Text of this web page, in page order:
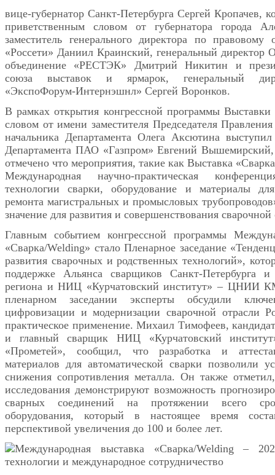
вице-губернатор Санкт-Петербурга Сергей Кропачев,
приветственным словом от губернатора города
заместитель генерального директора по
«Россети» Даниил Краинский, генеральный
объединение «РЕСТЭК» Дмитрий Никитин и
союза выставок и ярмарок, генеральный
«ЭкспоФорум-Интернэшнл» Сергей Воронков.
В рамках открытия конгрессной программы
словом от имени заместителя Председателя
начальника Департамента Олега Аксютина выступил
Департамента ПАО «Газпром» Евгений
отмечено что мероприятия, такие как Выставка
Международная научно-практическая
технологии сварки, оборудование и материалы
ремонта магистральных и промысловых
значение для развития и совершенствования сварочной
Главным событием конгрессной программы
«Сварка/Welding» стало Пленарное заседание
развития сварочных и родственных технологий»,
поддержке Альянса сварщиков Санкт-Петербурга и
региона и НИЦ «Курчатовский институт» – ЦНИИ
пленарном заседании эксперты обсудили
цифровизации и модернизации сварочной отрасли
практическое применение. Михаил Тимофеев,
и главный сварщик НИЦ «Курчатовский
«Прометей», сообщил, что разработка и
материалов для автоматической сварки позволили
снижения сопротивления металла. Он также
исследования демонстрируют возможность
сварных соединений на протяжении всего
оборудования, который в настоящее время
перспективой увеличения до 100 и более лет.